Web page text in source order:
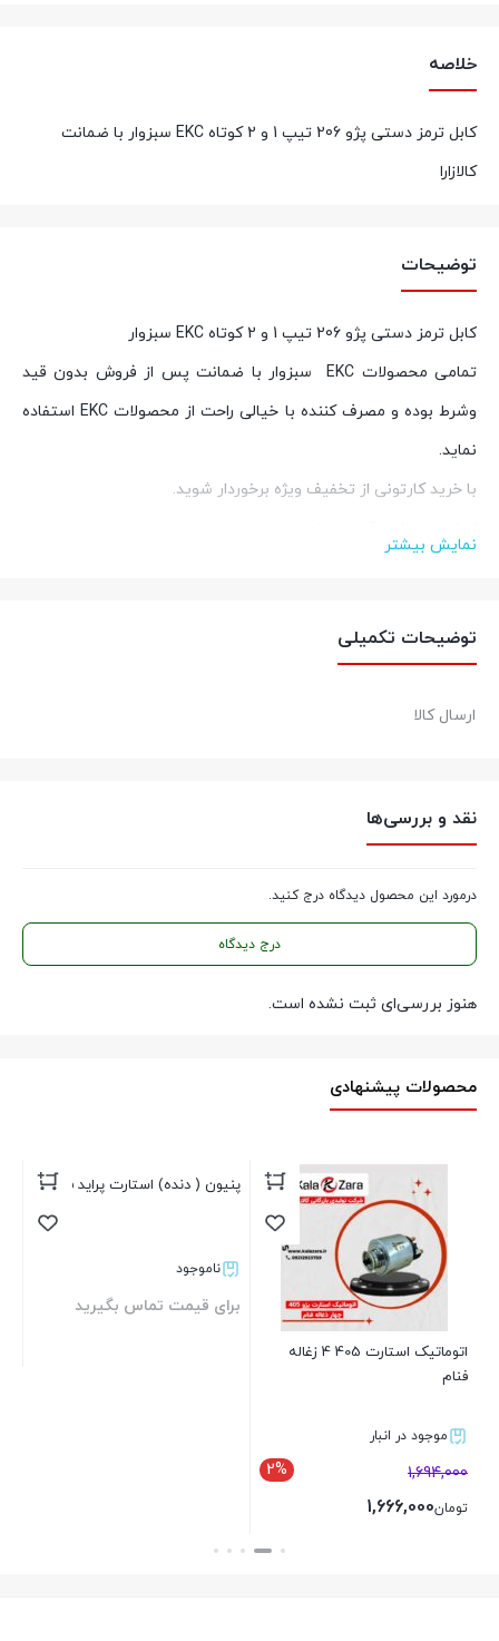
خلاصه
کابل ترمز دستی پژو 206 تیپ 1 و 2 کوتاه EKC سبزوار با ضمانت
کالازارا
توضیحات
کابل ترمز دستی پژو 206 تیپ 1 و 2 کوتاه EKC سبزوار
تمامی محصولات EKC سبزوار با ضمانت پس از فروش بدون قید
وشرط بوده و مصرف کننده با خیالی راحت از محصولاتEKC استفاده
نماید.
با خرید کارتونی از تخفیف ویژه برخوردار شوید.
کالازارا کیفیت قطعات، قیمت مناسب
نمایش بیشتر
توضیحات تکمیلی
ارسال کالا
نقد و بررسی‌ها
درمورد این محصول دیدگاه درج کنید.
درج دیدگاه
هنوز بررسی‌ای ثبت نشده است.
محصولات پیشنهادی
اتوماتیک استارت 405 4 زغاله
فنام
موجود در انبار
2% 1,694,000
تومان1,666,000